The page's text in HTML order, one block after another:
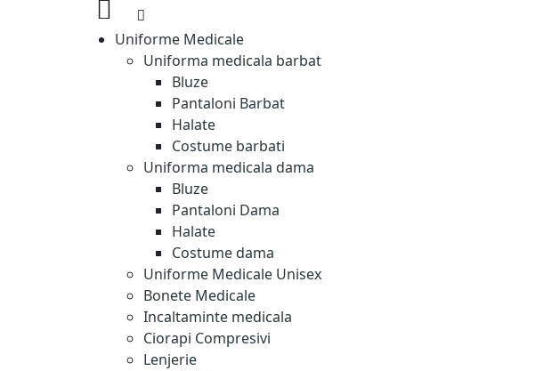
Uniforme Medicale
Uniforma medicala barbat
Bluze
Pantaloni Barbat
Halate
Costume barbati
Uniforma medicala dama
Bluze
Pantaloni Dama
Halate
Costume dama
Uniforme Medicale Unisex
Bonete Medicale
Incaltaminte medicala
Ciorapi Compresivi
Lenjerie